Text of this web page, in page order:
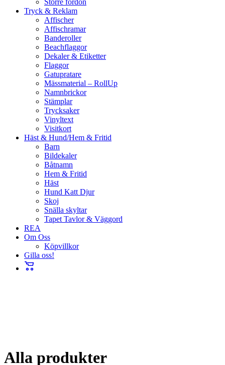
Större fordon
Tryck & Reklam
Affischer
Affischramar
Banderoller
Beachflaggor
Dekaler & Etiketter
Flaggor
Gatupratare
Mässmaterial – RollUp
Namnbrickor
Stämplar
Trycksaker
Vinyltext
Visitkort
Häst & Hund/Hem & Fritid
Barn
Bildekaler
Båtnamn
Hem & Fritid
Häst
Hund Katt Djur
Skoj
Snälla skyltar
Tapet Tavlor & Väggord
REA
Om Oss
Köpvillkor
Gilla oss!
Alla produkter